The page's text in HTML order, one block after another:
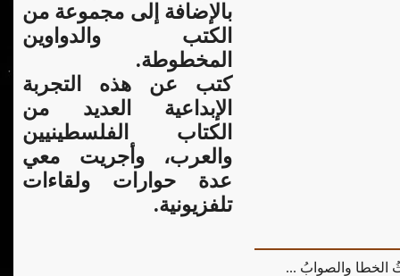
بالإضافة إلى مجموعة من
الكتب والدواوين
المخطوطة.
كتب عن هذه التجربة
الإبداعية العديد من
الكتاب الفلسطينيين
والعرب، وأجريت معي
عدة حوارات ولقاءات
تلفزيونية.
الخطا والصوابُ ...